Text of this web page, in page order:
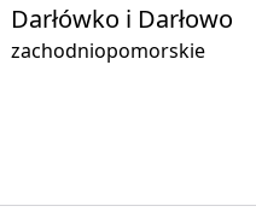
Darłówko i Darłowo
zachodniopomorskie